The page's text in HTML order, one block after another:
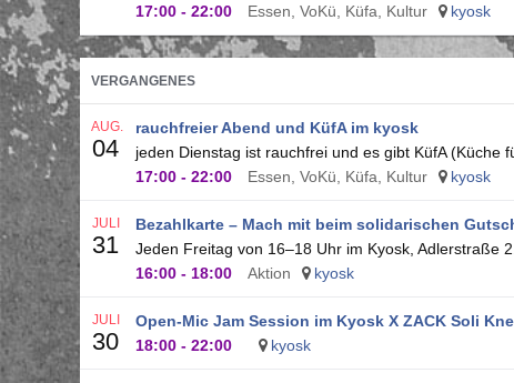
17:00 - 22:00 Essen, VoKü, Küfa, Kultur kyosk
VERGANGENES
rauchfreier Abend und KüfA im kyosk
jeden Dienstag ist rauchfrei und es gibt KüfA (Küche
17:00 - 22:00 Essen, VoKü, Küfa, Kultur kyosk
AUG.
04
Bezahlkarte – Mach mit beim solidarischen
Jeden Freitag von 16–18 Uhr im Kyosk, Adlerstraße
16:00 - 18:00 Aktion kyosk
JULI
31
Open-Mic Jam Session im Kyosk X ZACK Soli
18:00 - 22:00 kyosk
JULI
30